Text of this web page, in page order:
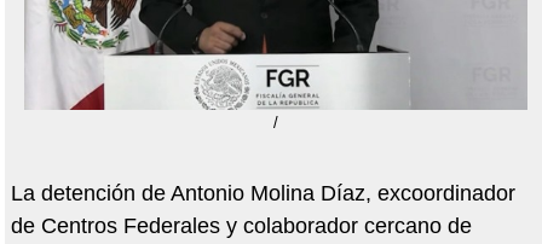
/
La detención de Antonio Molina Díaz, excoordinador
de Centros Federales y colaborador cercano de